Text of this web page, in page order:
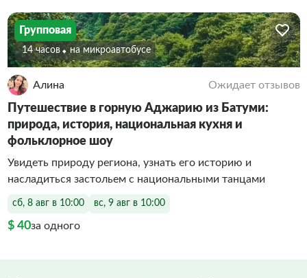
Групповая
14 часов На микроавтобусе
Алина Ожидает отзывов
Путешествие в горную Аджарию из Батуми:
природа, история, национальная кухня и
фольклорное шоу
Увидеть природу региона, узнать его историю и
насладиться застольем с национальными танцами
сб, 8 авг в 10:00 вс, 9 авг в 10:00
$ 40за одного